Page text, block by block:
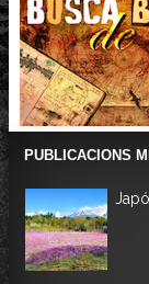
PUBLICACIONS